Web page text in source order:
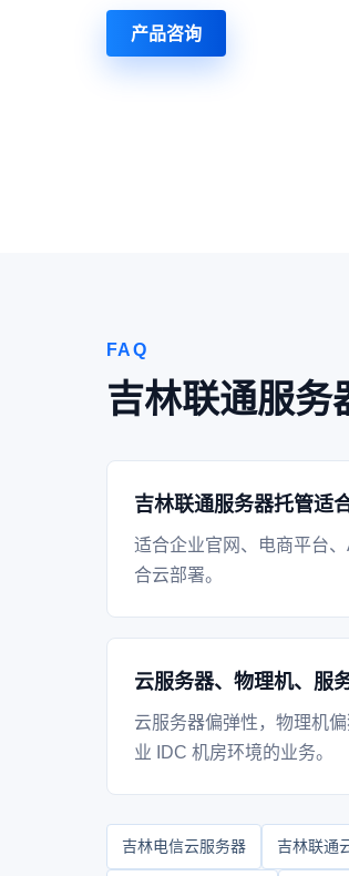
产品咨询
FAQ
吉林联通服务
吉林联通服务器托管适
适合企业官网、电商平台
合云部署。
云服务器、物理机、服
云服务器偏弹性，物理机
业 IDC 机房环境的业务。
吉林电信云服务器 吉林联通